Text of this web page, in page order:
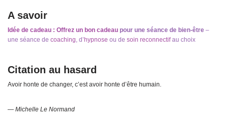
A savoir
Idée de cadeau : Offrez un bon cadeau pour une séance de bien-être –
une séance de coaching, d’ hypnose ou de soin reconnectifau choix
Citation au hasard
Avoir honte de changer, c’est avoir honte d’être humain.
— Michelle Le Normand